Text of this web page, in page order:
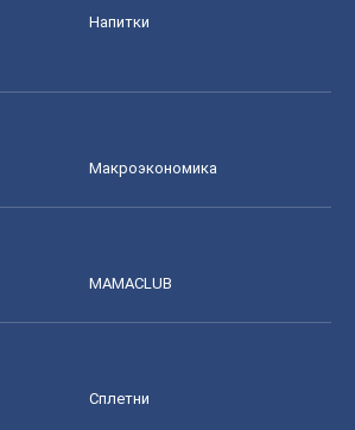
Напитки
Mакроэкономика
MAMACLUB
Сплетни